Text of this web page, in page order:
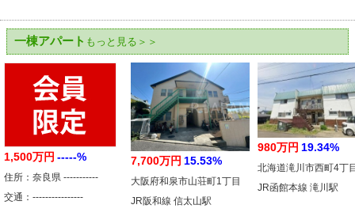
一棟アパート もっと見る＞＞
1,500万円 -----%
住所：奈良県 -----------
交通：----------------
7,700万円 15.53%
大阪府和泉市山荘町1丁目
JR阪和線 信太山駅
980万円 19.34%
北海道滝川市西町4丁
JR函館本線 滝川駅